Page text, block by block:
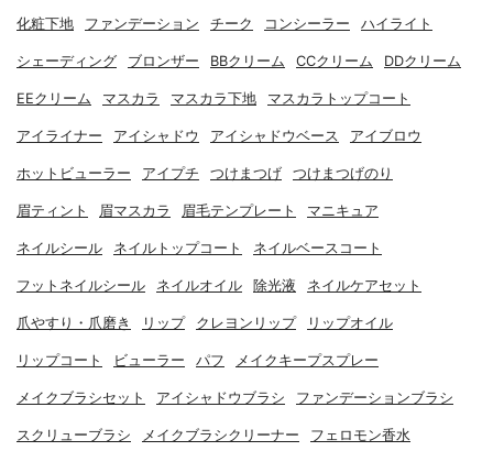
化粧下地 ファンデーション チーク コンシーラー ハイライト
シェーディング ブロンザー BBクリーム CCクリーム DDクリーム
EEクリーム マスカラ マスカラ下地 マスカラトップコート
アイライナー アイシャドウ アイシャドウベース アイブロウ
ホットビューラー アイプチ つけまつげ つけまつげのり
眉ティント 眉マスカラ 眉毛テンプレート マニキュア
ネイルシール ネイルトップコート ネイルベースコート
フットネイルシール ネイルオイル 除光液 ネイルケアセット
爪やすり・爪磨き リップ クレヨンリップ リップオイル
リップコート ビューラー パフ メイクキープスプレー
メイクブラシセット アイシャドウブラシ ファンデーションブラシ
スクリューブラシ メイクブラシクリーナー フェロモン香水